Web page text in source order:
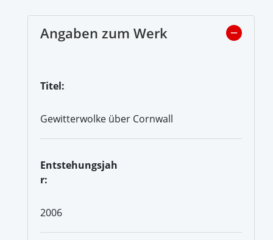
Angaben zum Werk
Titel:
Gewitterwolke über Cornwall
Entstehungsjah
r:
2006